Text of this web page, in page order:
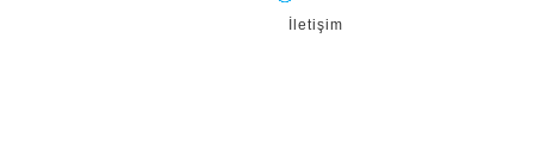
İletişim